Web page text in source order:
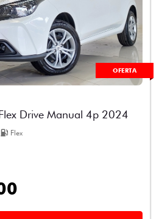
OFERTA
Drive Manual 4p 2024
Flex